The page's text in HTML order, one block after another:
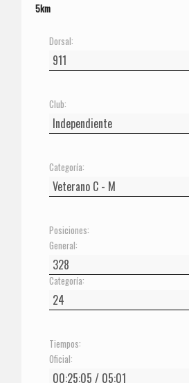
5km
Dorsal:
Club:
Categoría:
Posiciones:
General:
Categoría:
Tiempos:
Oficial: